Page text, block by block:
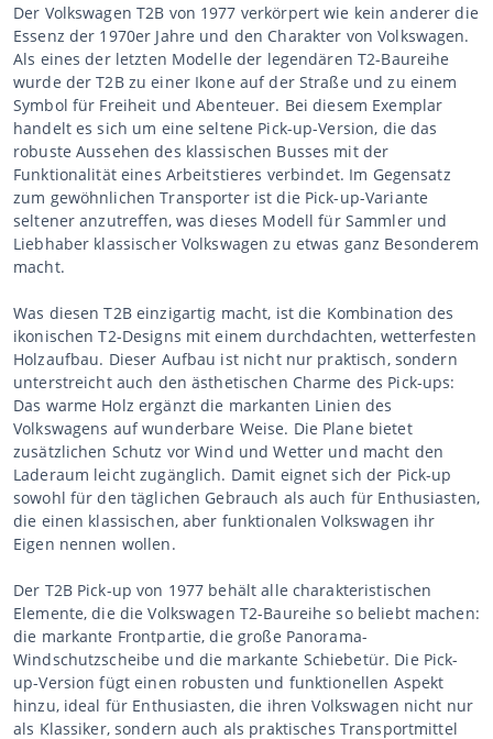
Der Volkswagen T2B von 1977 verkörpert wie kein anderer die
Essenz der 1970er Jahre und den Charakter von Volkswagen.
Als eines der letzten Modelle der legendären T2-Baureihe
wurde der T2B zu einer Ikone auf der Straße und zu einem
Symbol für Freiheit und Abenteuer. Bei diesem Exemplar
handelt es sich um eine seltene Pick-up-Version, die das
robuste Aussehen des klassischen Busses mit der
Funktionalität eines Arbeitstieres verbindet. Im Gegensatz
zum gewöhnlichen Transporter ist die Pick-up-Variante
seltener anzutreffen, was dieses Modell für Sammler und
Liebhaber klassischer Volkswagen zu etwas ganz Besonderem
macht.
Was diesen T2B einzigartig macht, ist die Kombination des
ikonischen T2-Designs mit einem durchdachten, wetterfesten
Holzaufbau. Dieser Aufbau ist nicht nur praktisch, sondern
unterstreicht auch den ästhetischen Charme des Pick-ups:
Das warme Holz ergänzt die markanten Linien des
Volkswagens auf wunderbare Weise. Die Plane bietet
zusätzlichen Schutz vor Wind und Wetter und macht den
Laderaum leicht zugänglich. Damit eignet sich der Pick-up
sowohl für den täglichen Gebrauch als auch für Enthusiasten,
die einen klassischen, aber funktionalen Volkswagen ihr
Eigen nennen wollen.
Der T2B Pick-up von 1977 behält alle charakteristischen
Elemente, die die Volkswagen T2-Baureihe so beliebt machen:
die markante Frontpartie, die große Panorama-
Windschutzscheibe und die markante Schiebetür. Die Pick-
up-Version fügt einen robusten und funktionellen Aspekt
hinzu, ideal für Enthusiasten, die ihren Volkswagen nicht nur
als Klassiker, sondern auch als praktisches Transportmittel